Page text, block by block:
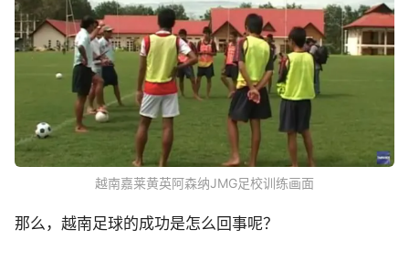
越南嘉莱黄英阿森纳JMG足校训练画面
那么，越南足球的成功是怎么回事呢？